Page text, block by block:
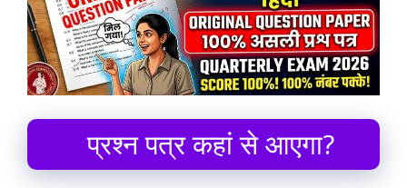
प्रश्न पत्र कहां से आएगा?